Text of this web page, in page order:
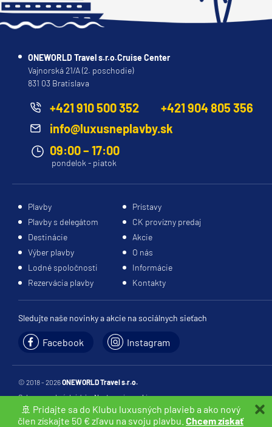
🚢 Pridajte sa do Klubu luxusných plavieb a ako nový
člen získajte 50 € zľavu na svoju plavbu. Chcem získať
ONEWORLD Travel s.r.o.Cruise Center
Vajnorská 21/A (2. poschodie)
831 03 Bratislava
+421 910 500 352
+421 904 805 356
info@luxusneplavby.sk
09:00 – 17:00
pondelok - piatok
Plavby
Prístavy
Plavby s delegátom
CK provízny predaj
Destinácie
Akcie
Výber plavby
O nás
Lodné spoločnosti
Informácie
Rezervácia plavby
Kontakty
Sledujte naše novinky a akcie na sociálnych sieťach
Facebook Instagram
© 2018 - 2026ONEWORLD Travel s.r.o.
Ochrana osobných údajovNastavenia cookies
webdesign:netropolis s. r. o.